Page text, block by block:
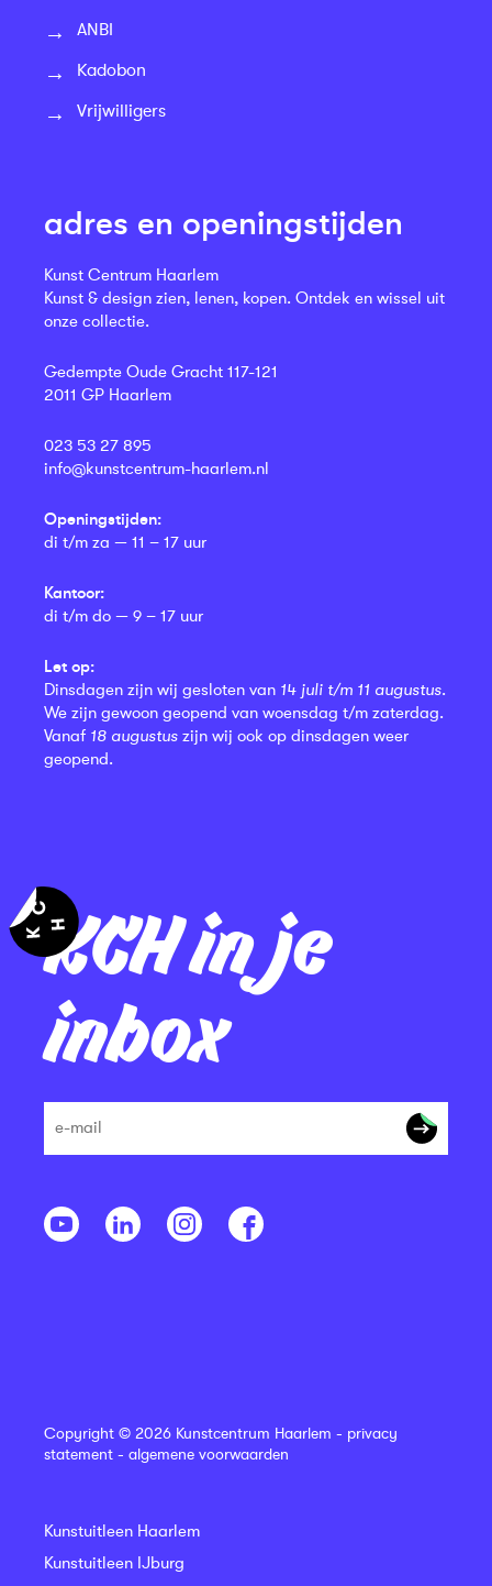
KCH in je
inbox
ANBI
Kadobon
Vrijwilligers
adres en openingstijden
Kunst Centrum Haarlem
Kunst & design zien, lenen, kopen. Ontdek en wissel uit
onze collectie.
Gedempte Oude Gracht 117-121
2011 GP Haarlem
023 53 27 895
info@kunstcentrum-haarlem.nl
Openingstijden:
di t/m za — 11 – 17 uur
Kantoor:
di t/m do — 9 – 17 uur
Let op:
Dinsdagen zijn wij gesloten van 14 juli t/m 11 augustus.
We zijn gewoon geopend van woensdag t/m zaterdag.
Vanaf 18 augustus zijn wij ook op dinsdagen weer
geopend.
Copyright © 2026 Kunstcentrum Haarlem - privacy
statement - algemene voorwaarden
Kunstuitleen Haarlem
Kunstuitleen IJburg